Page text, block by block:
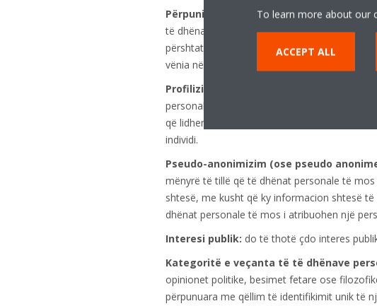
Përpunim (i të dhënave personale):
të dhënash personale, qoftë ose jo me
përshtatja ose ndryshimi, marrja,
vënia në dispozicion, përafrimi ose
Profilizimi:
nënkupton një formë përpunimi
personale për të vlerësuar aspekte të
që lidhen me situatën ekonomike,
individi.
Pseudo-anonimizim (ose pseudo
mënyrë të tillë që të dhënat personale të
shtesë, me kusht që ky informacion shtesë
dhënat personale të mos i atribuohen një
Interesi publik: do të thotë çdo interes
Kategoritë e veçanta të të dhënave
opinionet politike, besimet fetare ose
përpunuara me qëllim të identifikimit unik të
To learn more about our
ACCEPT ALL